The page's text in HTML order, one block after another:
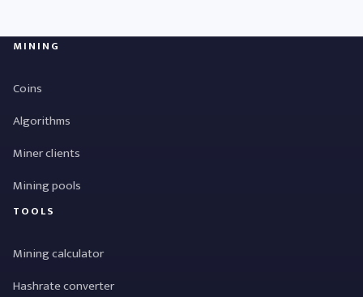
MINING
Coins
Algorithms
Miner clients
Mining pools
TOOLS
Mining calculator
Hashrate converter